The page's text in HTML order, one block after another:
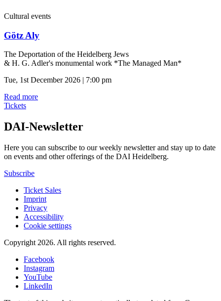
Cultural events
Götz Aly
The Deportation of the Heidelberg Jews
& H. G. Adler's monumental work *The Managed Man*
Tue, 1st December 2026 | 7:00 pm
Read more
Tickets
DAI-Newsletter
Here you can subscribe to our weekly newsletter and stay up to date
on events and other offerings of the DAI Heidelberg.
Subscribe
Ticket Sales
Imprint
Privacy
Accessibility
Cookie settings
Copyright 2026. All rights reserved.
Facebook
Instagram
YouTube
LinkedIn